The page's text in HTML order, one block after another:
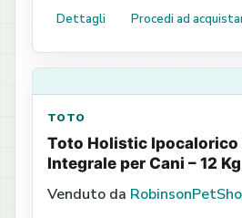
Dettagli Procedi ad
TOTO
Toto Holistic Ipocalorico
Integrale per Cani – 12
Venduto da